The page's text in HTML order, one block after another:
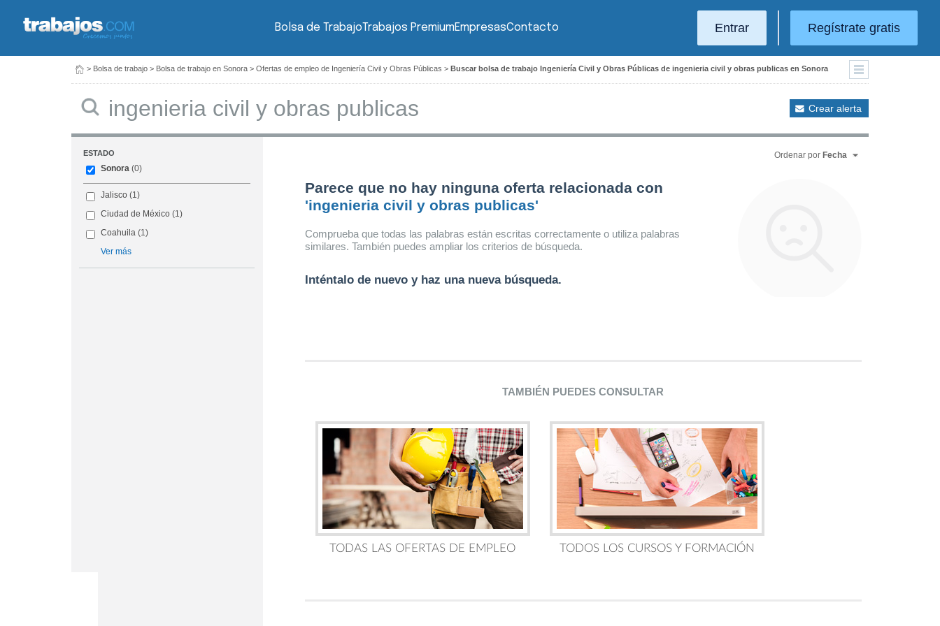
Bolsa de TrabajoTrabajos PremiumEmpresasContacto Entrar Regístrate gratis
> Bolsa de trabajo > Bolsa de trabajo en Sonora > Ofertas de empleo de Ingeniería Civil y Obras Públicas > Buscar bolsa de trabajo Ingeniería Civil y Obras Públicas de ingenieria civil y obras publicas en Sonora
Crear alerta
ESTADO
Sonora (0)
Jalisco (1)
Ciudad de México (1)
Coahuila (1)
Ver más
Ordenar por Fecha
Parece que no hay ninguna oferta relacionada con
'ingenieria civil y obras publicas'
Comprueba que todas las palabras están escritas correctamente o utiliza palabras
similares. También puedes ampliar los criterios de búsqueda.
Inténtalo de nuevo y haz una nueva búsqueda.
TAMBIÉN PUEDES CONSULTAR
TODAS LAS OFERTAS DE EMPLEO TODOS LOS CURSOS Y FORMACIÓN